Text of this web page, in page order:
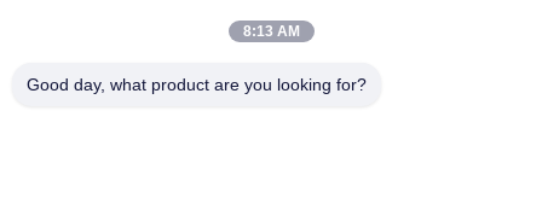
8:13 AM
Good day, what product are you looking for?